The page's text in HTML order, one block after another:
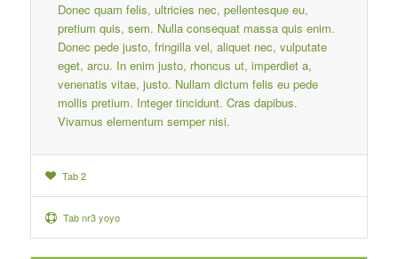
Donec quam felis, ultricies nec, pellentesque eu,
pretium quis, sem. Nulla consequat massa quis enim.
Donec pede justo, fringilla vel, aliquet nec, vulputate
eget, arcu. In enim justo, rhoncus ut, imperdiet a,
venenatis vitae, justo. Nullam dictum felis eu pede
mollis pretium. Integer tincidunt. Cras dapibus.
Vivamus elementum semper nisi.
Tab 2
Tab nr3 yoyo